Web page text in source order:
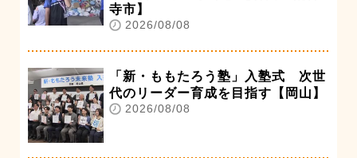
寺市】
2026/08/08
「新・ももたろう塾」入塾式 次世
代のリーダー育成を目指す【岡山】
2026/08/08